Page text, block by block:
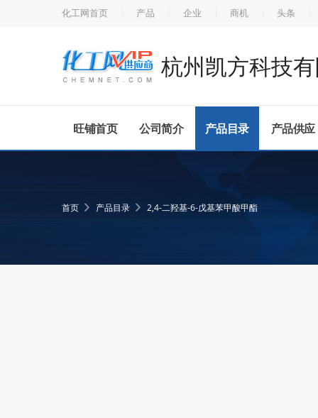
化工网首页 产品 企业 商机 头条
杭州凯方科技
旺铺首页 公司简介 产品目录 产品供应
首页 产品目录 2,4-二羟基-6-戊基苯甲酸甲酯